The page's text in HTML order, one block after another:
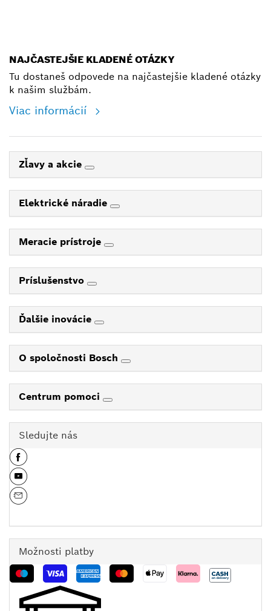
NAJČASTEJŠIE KLADENÉ OTÁZKY
Tu dostaneš odpovede na najčastejšie kladené otázky
k našim službám.
Viac informácií
Zľavy a akcie
Elektrické náradie
Meracie prístroje
Príslušenstvo
Ďalšie inovácie
O spoločnosti Bosch
Centrum pomoci
Sledujte nás
Možnosti platby